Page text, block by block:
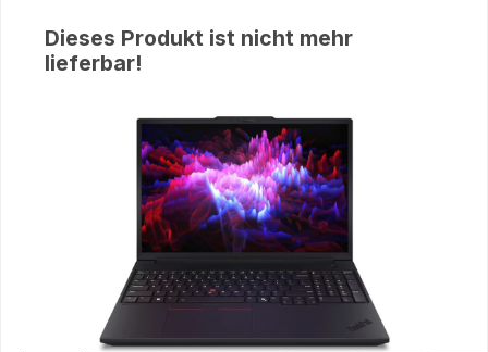
Dieses Produkt ist nicht mehr
lieferbar!
Bildergalerie überspringen